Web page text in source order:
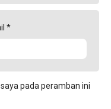
*
pada peramban ini